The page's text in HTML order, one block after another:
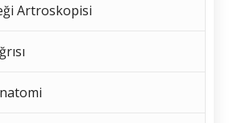
Artroskopisi